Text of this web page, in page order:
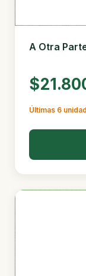
A Otra
Últimas 6